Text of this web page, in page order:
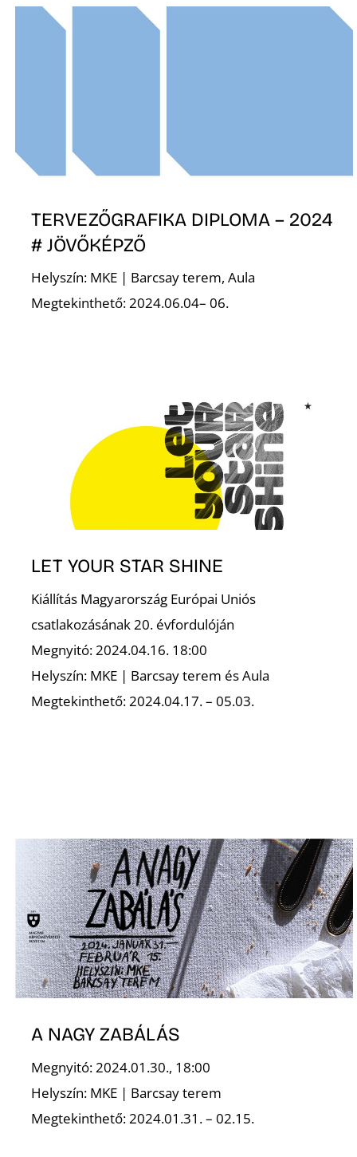
TERVEZŐGRAFIKA DIPLOMA – 2024
# JÖVŐKÉPZŐ
Helyszín: MKE | Barcsay terem, Aula
Megtekinthető: 2024.06.04– 06.
LET YOUR STAR SHINE
Kiállítás Magyarország Európai Uniós
csatlakozásának 20. évfordulóján
Megnyitó: 2024.04.16. 18:00
Helyszín: MKE | Barcsay terem és Aula
Megtekinthető: 2024.04.17. – 05.03.
A NAGY ZABÁLÁS
Megnyitó: 2024.01.30., 18:00
Helyszín: MKE | Barcsay terem
Megtekinthető: 2024.01.31. – 02.15.